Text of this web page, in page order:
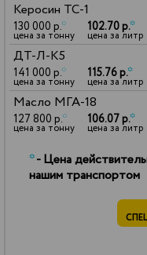
Керосин ТС-1
130 000 р.*
цена за тонну
102.70 р.*
цена за литр
ДТ-Л-К5
141 000 р.*
цена за тонну
115.76 р.*
цена за литр
Масло МГА-18
127 800 р.*
цена за тонну
106.07 р.*
цена за литр
*- Цена
нашим транспортом